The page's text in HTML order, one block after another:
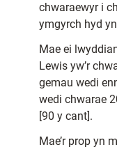
chwaraewyr i
ymgyrch hyd
Mae ei
Lewis yw’r
gemau wedi
wedi chwarae
[90 y cant].
Mae’r prop yn